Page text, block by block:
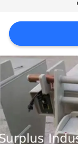
DEL
SITO
PRIVACY
POLICY